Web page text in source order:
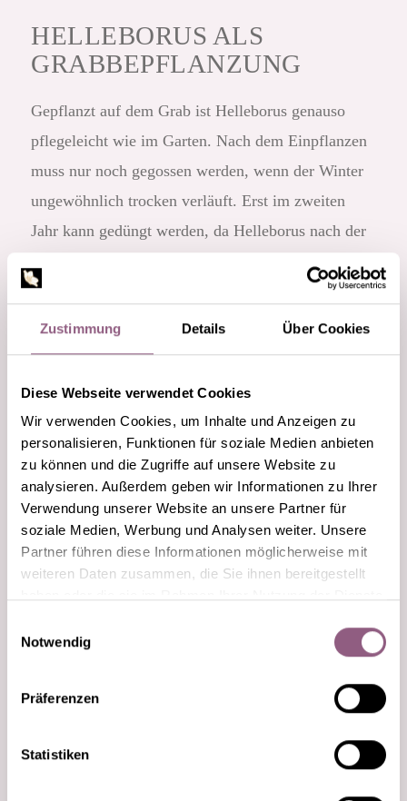
Zustimmung Details Über Cookies
Diese Webseite verwendet Cookies
Wir verwenden Cookies, um Inhalte und Anzeigen zu
personalisieren, Funktionen für soziale Medien anbieten
zu können und die Zugriffe auf unsere Website zu
analysieren. Außerdem geben wir Informationen zu Ihrer
Verwendung unserer Website an unsere Partner für
soziale Medien, Werbung und Analysen weiter. Unsere
Partner führen diese Informationen möglicherweise mit
weiteren Daten zusammen, die Sie ihnen bereitgestellt
Notwendig
Präferenzen
Statistiken
HELLEBORUS ALS
GRABBEPFLANZUNG
Gepflanzt auf dem Grab ist Helleborus genauso
pflegeleicht wie im Garten. Nach dem Einpflanzen
muss nur noch gegossen werden, wenn der Winter
ungewöhnlich trocken verläuft. Erst im zweiten
Jahr kann gedüngt werden, da Helleborus nach der
erst im Frühjahr weiterwächst.
AlsBegleitpflanzen
eignen sich besonders gut
Heide, Silberblatt, Gräser, Heuchera,
Zwergwacholder, Zwerg Muschelzypresse und
Sedum für eine pflegeleichte Grabbepflanzung.